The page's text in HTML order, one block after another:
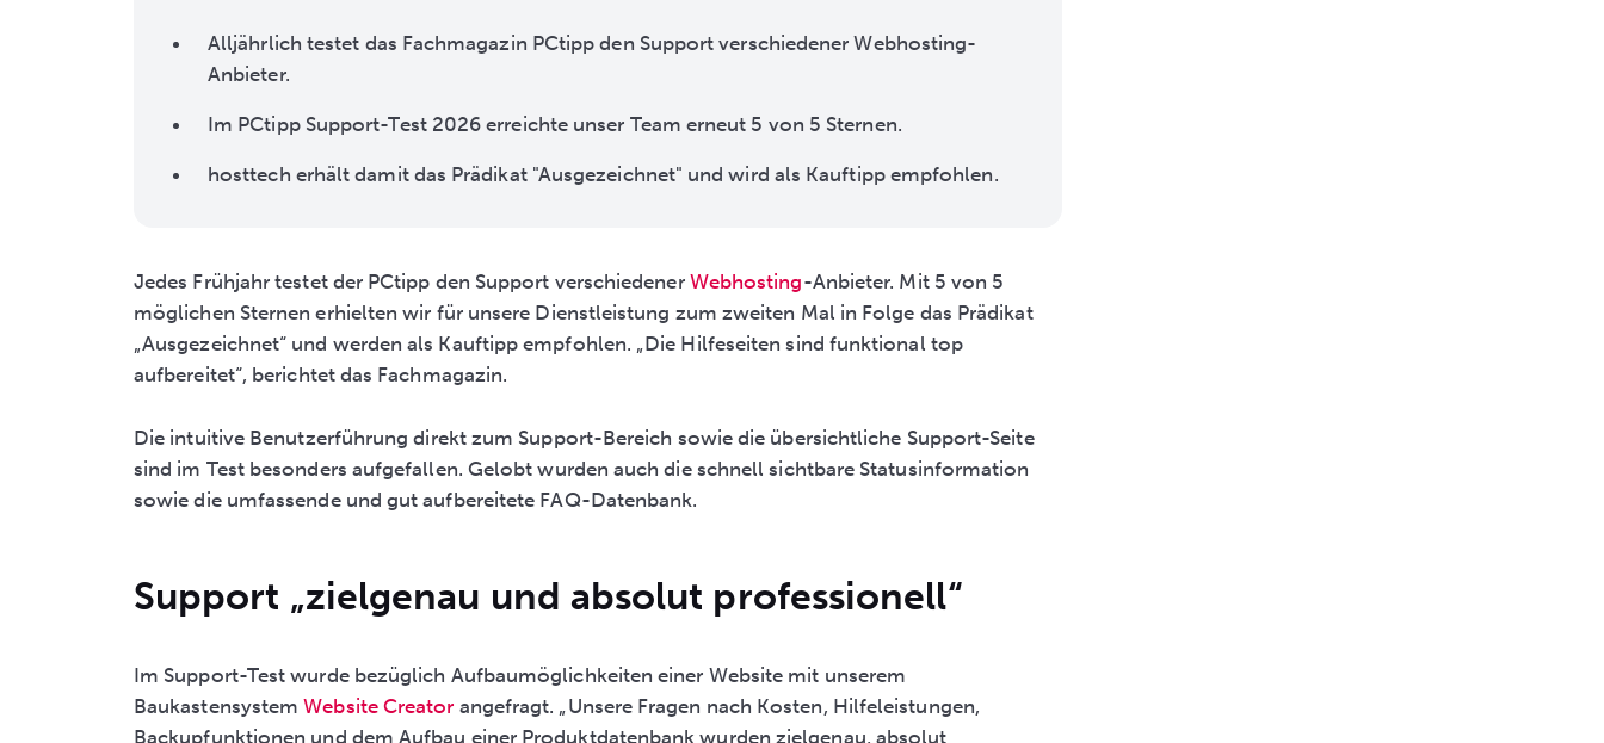
Alljährlich testet das Fachmagazin PCtipp den Support verschiedener Webhosting-
Anbieter.
Im PCtipp Support-Test 2026 erreichte unser Team erneut 5 von 5 Sternen.
hosttech erhält damit das Prädikat "Ausgezeichnet" und wird als Kauftipp empfohlen.
Jedes Frühjahr testet der PCtipp den Support verschiedener Webhosting-Anbieter. Mit 5 von 5
möglichen Sternen erhielten wir für unsere Dienstleistung zum zweiten Mal in Folge das Prädikat
„Ausgezeichnet“ und werden als Kauftipp empfohlen. „Die Hilfeseiten sind funktional top
aufbereitet“, berichtet das Fachmagazin.
Die intuitive Benutzerführung direkt zum Support-Bereich sowie die übersichtliche Support-Seite
sind im Test besonders aufgefallen. Gelobt wurden auch die schnell sichtbare Statusinformation
sowie die umfassende und gut aufbereitete FAQ-Datenbank.
Support „zielgenau und absolut professionell“
Im Support-Test wurde bezüglich Aufbaumöglichkeiten einer Website mit unserem
BaukastensystemWebsite Creator angefragt. „Unsere Fragen nach Kosten, Hilfeleistungen,
Backupfunktionen und dem Aufbau einer Produktdatenbank wurden zielgenau, absolut